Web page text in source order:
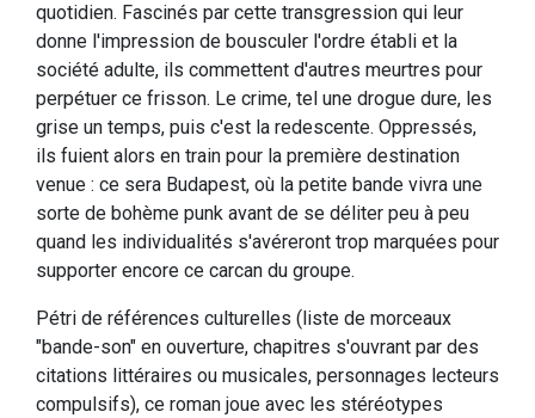
quotidien. Fascinés par cette transgression qui leur
donne l'impression de bousculer l'ordre établi et la
société adulte, ils commettent d'autres meurtres pour
perpétuer ce frisson. Le crime, tel une drogue dure, les
grise un temps, puis c'est la redescente. Oppressés,
ils fuient alors en train pour la première destination
venue : ce sera Budapest, où la petite bande vivra une
sorte de bohème punk avant de se déliter peu à peu
quand les individualités s'avéreront trop marquées pour
supporter encore ce carcan du groupe.
Pétri de références culturelles (liste de morceaux
"bande-son" en ouverture, chapitres s'ouvrant par des
citations littéraires ou musicales, personnages lecteurs
compulsifs), ce roman joue avec les stéréotypes